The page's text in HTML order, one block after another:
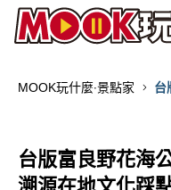
MOOK玩什麼‧景點家
台
台版富良野花海